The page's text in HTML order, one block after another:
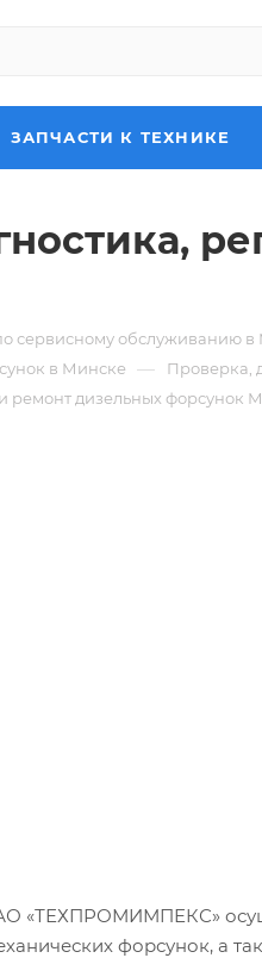
ЗАПЧАСТИ К ТЕХНИКЕ
сервисному обслуживанию
в Минске — Проверка,
ремонт дизельных форсунок
«ТЕХПРОМИМПЕКС»
форсунок, а